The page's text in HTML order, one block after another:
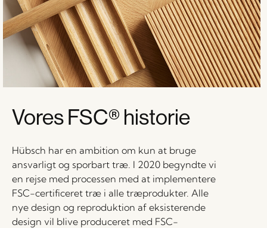
Vores FSC® historie
Hübsch har en ambition om kun at bruge
ansvarligt og sporbart træ. I 2020 begyndte vi
en rejse med processen med at implementere
FSC-certificeret træ i alle træprodukter. Alle
nye design og reproduktion af eksisterende
design vil blive produceret med FSC-